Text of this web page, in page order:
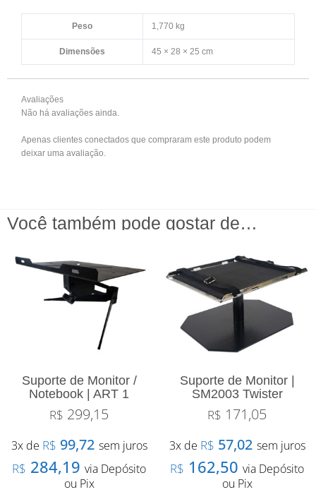
Peso 1,770 kg
Dimensões 45 × 28 × 25 cm
Avaliações
Não há avaliações ainda.
Apenas clientes conectados que compraram este produto podem
deixar uma avaliação.
Você também pode gostar de…
Suporte de Monitor /
Notebook | ART 1
R$ 299,15
3x de R$ 99,72 sem juros
R$ 284,19 via Depósito
ou Pix
Suporte de Monitor |
SM2003 Twister
R$ 171,05
3x de R$ 57,02 sem juros
R$ 162,50 via Depósito
ou Pix